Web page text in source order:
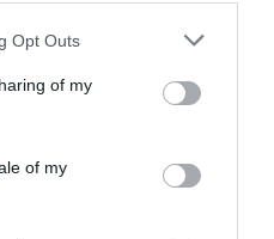
Opt Outs
of my
of my
niște consecințe”.
antiatomice